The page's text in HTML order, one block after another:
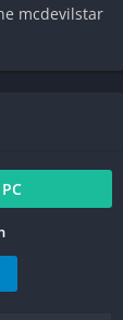
mcdevilstar